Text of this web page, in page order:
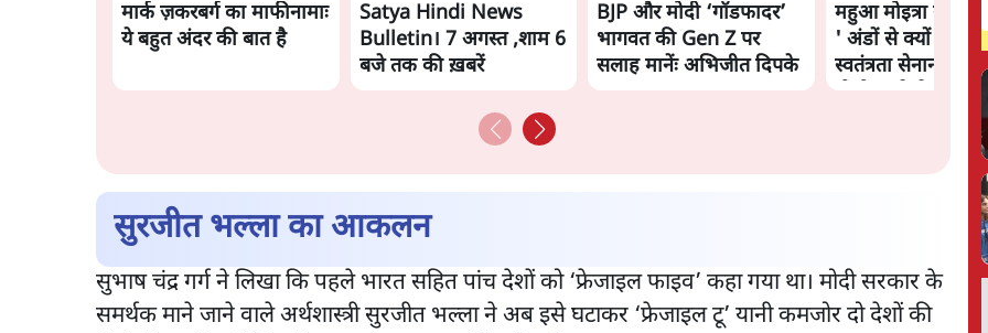
मार्क ज़करबर्ग का माफीनामाः
ये बहुत अंदर की बात है
Satya Hindi News
Bulletin। 7 अगस्त ,शाम 6
बजे तक की ख़बरें
BJP और मोदी ‘गॉडफादर’
भागवत की Gen Z पर
सलाह मानेंः अभिजीत दिपके
महुआ मोइत्रा से SC
' अंडों से क्यों डरती हैं?
स्वतंत्रता सेनानी सीने
सुरजीत भल्ला का आकलन
सुभाष चंद्र गर्ग ने लिखा कि पहले भारत सहित पांच देशों को ‘फ्रेजाइल फाइव’ कहा गया था। मोदी सरकार के
समर्थक माने जाने वाले अर्थशास्त्री सुरजीत भल्ला ने अब इसे घटाकर ‘फ्रेजाइल टू’ यानी कमजोर दो देशों की